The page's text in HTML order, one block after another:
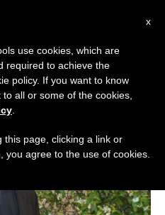
x
use cookies, which are
required to achieve the
policy. If you want to know
all or some of the cookies,
this page, clicking a link or
you agree to the use of cookies.